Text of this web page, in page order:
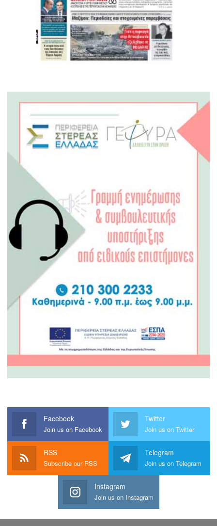
Facebook
Join us on Facebook
Twitter
Join us on Twitter
RSS
Subscribe our RSS
Telegram
Join us on Telegram
Instagram
Join us on Instagram